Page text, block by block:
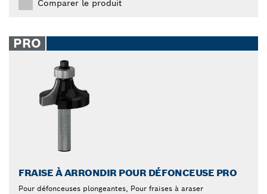
Comparer le produit
PRO
FRAISE À ARRONDIR POUR DÉFONCEUSE PRO
Pour défonceuses plongeantes, Pour fraises à araser